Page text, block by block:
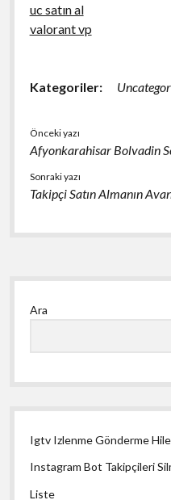
uc satın al
valorant vp
Kategoriler:
Önceki yazı
Afyonkarahisar Bolvadin
Sonraki yazı
Takipçi Satın Almanın
Yan
Menü
Ara
Igtv Izlenme Gönderme
Instagram Bot Takipçileri
Liste